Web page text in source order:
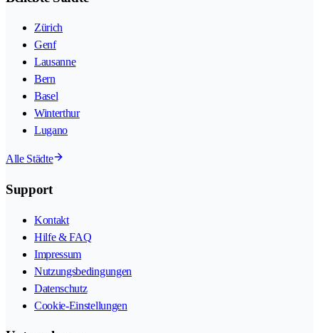
Zürich
Genf
Lausanne
Bern
Basel
Winterthur
Lugano
Alle Städte
Support
Kontakt
Hilfe & FAQ
Impressum
Nutzungsbedingungen
Datenschutz
Cookie-Einstellungen